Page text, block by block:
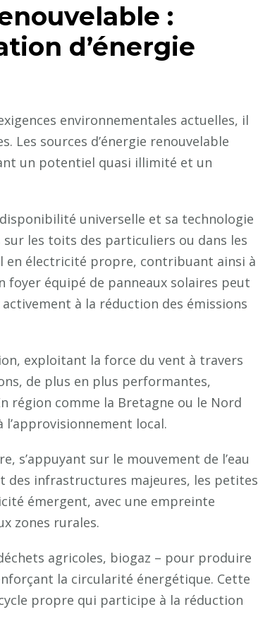
:
d’énergie
environnementales actuelles, il
Les sources d’énergie renouvelable
un potentiel quasi illimité et un
universelle et sa technologie
les toits des particuliers ou dans les
en électricité propre, contribuant ainsi à
foyer équipé de panneaux solaires peut
à la réduction des émissions
exploitant la force du vent à travers
de plus en plus performantes,
région comme la Bretagne ou le Nord
local.
s’appuyant sur le mouvement de l’eau
des infrastructures majeures, les petites
émergent, avec une empreinte
zones rurales.
agricoles, biogaz – pour produire
la circularité énergétique. Cette
propre qui participe à la réduction